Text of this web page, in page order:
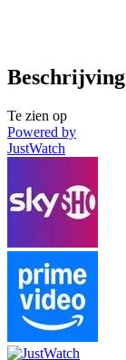
Beschrijving
Te zien op
Powered by
JustWatch